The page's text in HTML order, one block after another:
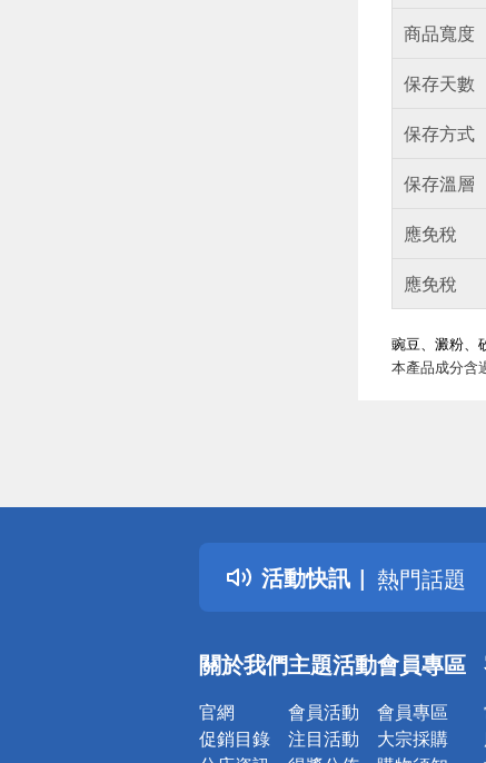
商品寬度
保存天數
保存方式
保存溫層
應免稅
應免稅
豌豆、澱粉、
本產品成分含
活動快訊
詐騙網頁
得獎公告
熱門話題
銀行優惠
詐騙網頁
關於我們
官網
促銷目錄
主題活動
會員活動
注目活動
會員專區
會員專區
大宗採購